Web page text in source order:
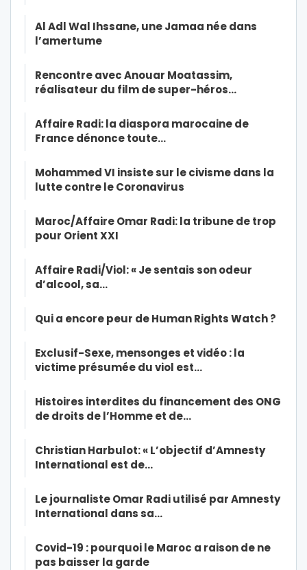
Al Adl Wal Ihssane, une Jamaa née dans
l’amertume
Rencontre avec Anouar Moatassim,
réalisateur du film de super-héros…
Affaire Radi: la diaspora marocaine de
France dénonce toute…
Mohammed VI insiste sur le civisme dans la
lutte contre le Coronavirus
Maroc/Affaire Omar Radi: la tribune de trop
pour Orient XXI
Affaire Radi/Viol: « Je sentais son odeur
d’alcool, sa…
Qui a encore peur de Human Rights Watch ?
Exclusif-Sexe, mensonges et vidéo : la
victime présumée du viol est…
Histoires interdites du financement des ONG
de droits de l’Homme et de…
Christian Harbulot: « L’objectif d’Amnesty
International est de…
Le journaliste Omar Radi utilisé par Amnesty
International dans sa…
Covid-19 : pourquoi le Maroc a raison de ne
pas baisser la garde